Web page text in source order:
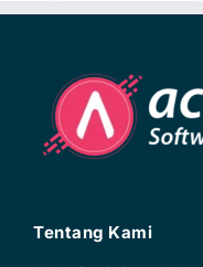
Tentang Kami